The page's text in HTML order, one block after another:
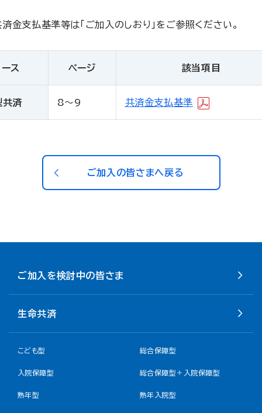
済金支払基準等は「ご加入のしおり」をご参照ください。
ス ページ 該当項目
共済 8～9 共済金支払基準
ご加入の皆さまへ戻る
ご加入を検討中の皆さま
生命共済
こども型 総合保障型
入院保障型 総合保障型＋入院保障型
熟年型 熟年入院型